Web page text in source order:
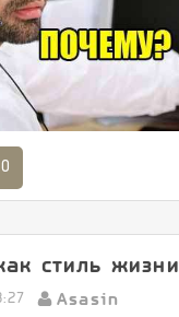
0
стиль жизни
Asasin